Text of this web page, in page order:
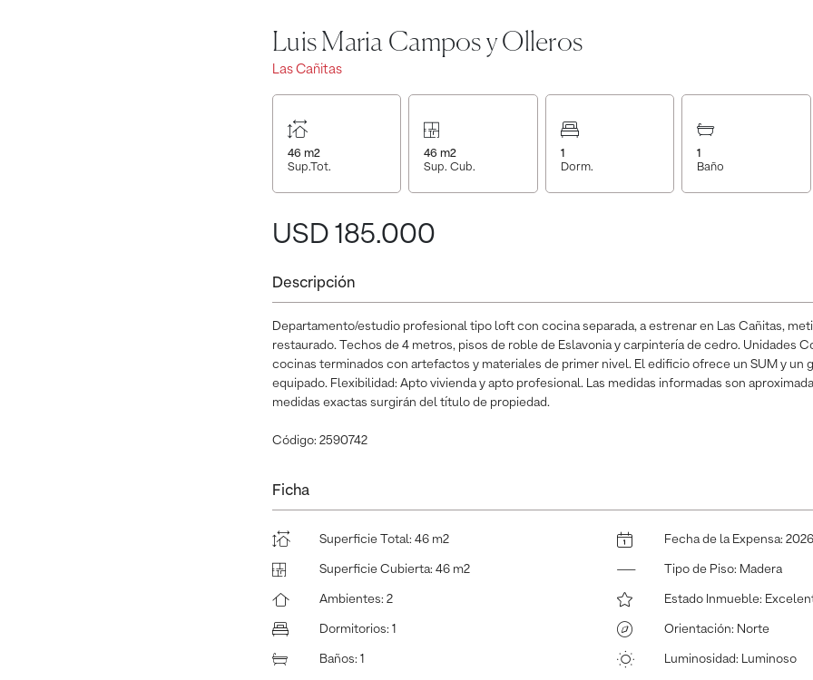
Luis Maria Campos y Olleros
Las Cañitas
46 m2
Sup.Tot.
46 m2
Sup. Cub.
1
Dorm.
1
Baño
USD 185.000
Descripción
Departamento/estudio profesional tipo loft con cocina separada, a estrenar en Las Cañitas,
restaurado. Techos de 4 metros, pisos de roble de Eslavonia y carpintería de cedro. Unidades
cocinas terminados con artefactos y materiales de primer nivel. El edificio ofrece un SUM y un
equipado. Flexibilidad: Apto vivienda y apto profesional. Las medidas informadas son
medidas exactas surgirán del título de propiedad.
Código: 2590742
Ficha
Superficie Total : 46 m2
Superficie Cubierta: 46 m2
Ambientes: 2
Dormitorios: 1
Baños: 1
Fecha de la Expensa:
Tipo de Piso: Madera
Estado Inmueble:
Orientación: Norte
Luminosidad: Luminoso